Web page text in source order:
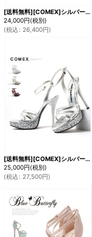
[送料無料][COMEX]シルバー・ブラック・ハイヒール・ポインテッドトゥ・ピンヒール・ヒール10cm・ラメ・パンプス[大きいサイズあり]
24,000円(税別)
(税込 : 26,400円)
[送料無料][COMEX]シルバー・ゴールド・ブラック・ハイヒール・ピンヒール・ラメ・ヒール13cm・アンクルストラップ・厚底・サンダル[大きいサイズあり]
25,000円(税別)
(税込 : 27,500円)